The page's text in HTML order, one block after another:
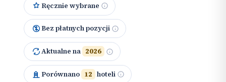
Ręcznie wybrane
Bez płatnych pozycji
Aktualne na 2026
Porównano 12 hoteli